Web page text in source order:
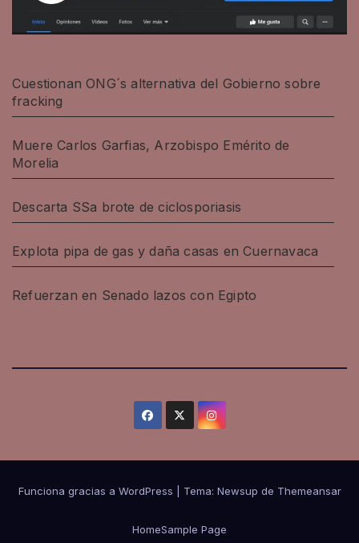
Cuestionan ONG´s alternativa del Gobierno sobre
fracking
Muere Carlos Garfias, Arzobispo Emérito de
Morelia
Descarta SSa brote de ciclosporiasis
Explota pipa de gas y daña casas en Cuernavaca
Refuerzan en Senado lazos con Egipto
Funciona gracias a WordPress Tema: Newsup de Themeansar
HomeSample Page